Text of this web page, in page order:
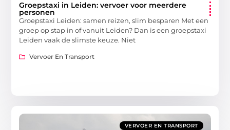
Groepstaxi in Leiden: vervoer voor meerdere
personen
Groepstaxi Leiden: samen reizen, slim besparen Met een
groep op stap in of vanuit Leiden? Dan is een groepstaxi
Leiden vaak de slimste keuze. Niet
Vervoer En Transport
VERVOER EN TRANSPORT